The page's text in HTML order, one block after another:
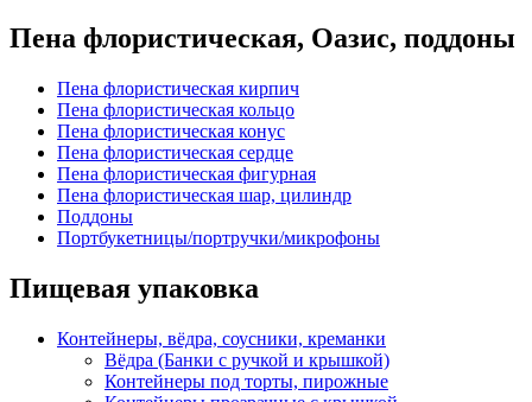
Пена флористическая, Оазис, поддоны
Пена флористическая кирпич
Пена флористическая кольцо
Пена флористическая конус
Пена флористическая сердце
Пена флористическая фигурная
Пена флористическая шар, цилиндр
Поддоны
Портбукетницы/портручки/микрофоны
Пищевая упаковка
Контейнеры, вёдра, соусники, креманки
Вёдра (Банки с ручкой и крышкой)
Контейнеры под торты, пирожные